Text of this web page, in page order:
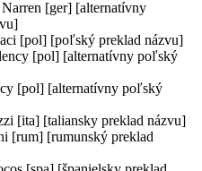
[ger] [alternatívny
[pol] [poľský preklad názvu]
[pol] [alternatívny poľský
[pol] [alternatívny poľský
[ita] [taliansky preklad názvu]
[rum] [rumunský preklad